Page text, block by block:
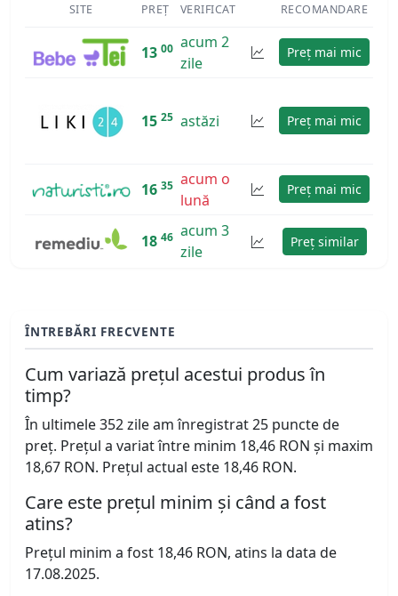
SITE PREȚ VERIFICAT RECOMANDARE
13 00 acum 2
zile
Preț mai mic
15 25 astăzi Preț mai mic
16 35 acum o
lună
Preț mai mic
18 46 acum 3
zile
Preț similar
ÎNTREBĂRI FRECVENTE
Cum variază prețul acestui produs în
timp?
În ultimele 352 zile am înregistrat 25 puncte de
preț. Prețul a variat între minim 18,46 RON și maxim
18,67 RON. Prețul actual este 18,46 RON.
Care este prețul minim și când a fost
atins?
Prețul minim a fost 18,46 RON, atins la data de
17.08.2025.